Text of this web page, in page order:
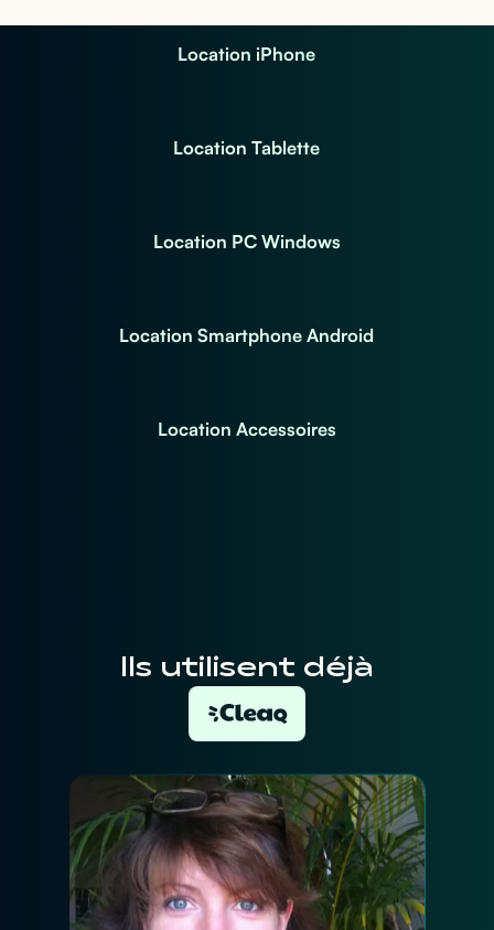
Location iPhone
Location Tablette
Location PC Windows
Location Smartphone Android
Location Accessoires
Ils utilisent déjà